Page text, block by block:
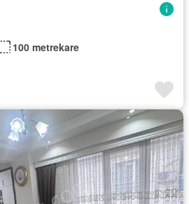
100 metrekare